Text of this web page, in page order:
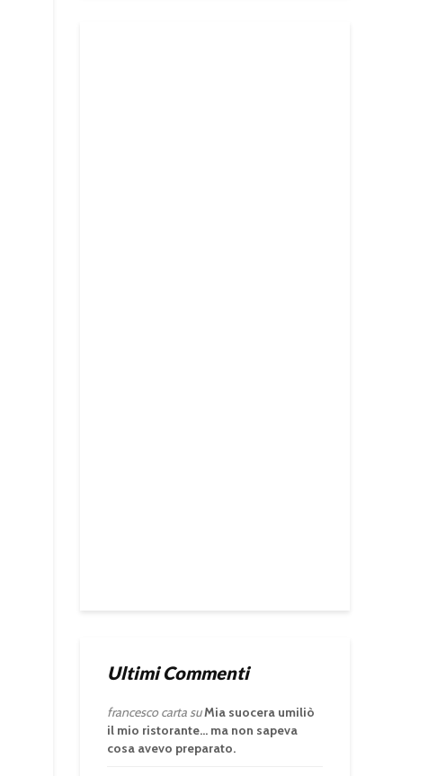
Ultimi Commenti
francesco cartasuMia suocera umiliò
il mio ristorante… ma non sapeva
cosa avevo preparato.